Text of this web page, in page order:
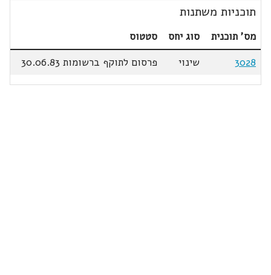
תוכניות משתנות
מס' תוכנית סוג יחס
סטטוס
3028
שינוי פרסום לתוקף ברשומות 30.06.83